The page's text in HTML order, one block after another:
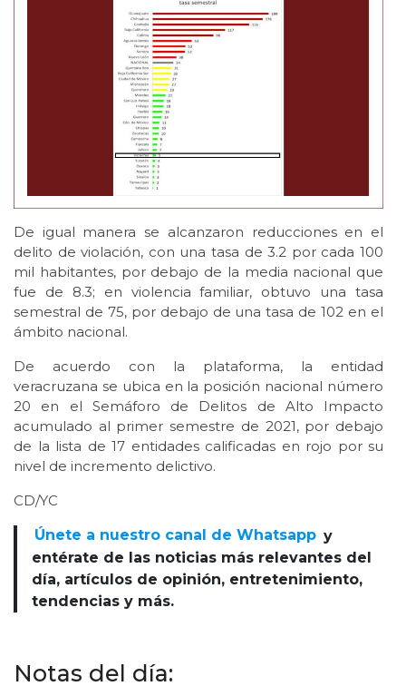
De igual manera se alcanzaron reducciones en el
delito de violación, con una tasa de 3.2 por cada 100
mil habitantes, por debajo de la media nacional que
fue de 8.3; en violencia familiar, obtuvo una tasa
semestral de 75, por debajo de una tasa de 102 en el
ámbito nacional.
De acuerdo con la plataforma, la entidad
veracruzana se ubica en la posición nacional número
20 en el Semáforo de Delitos de Alto Impacto
acumulado al primer semestre de 2021, por debajo
de la lista de 17 entidades calificadas en rojo por su
nivel de incremento delictivo.
CD/YC
Únete a nuestro canal de Whatsapp y
entérate de las noticias más relevantes del
día, artículos de opinión, entretenimiento,
tendencias y más.
Notas del día: